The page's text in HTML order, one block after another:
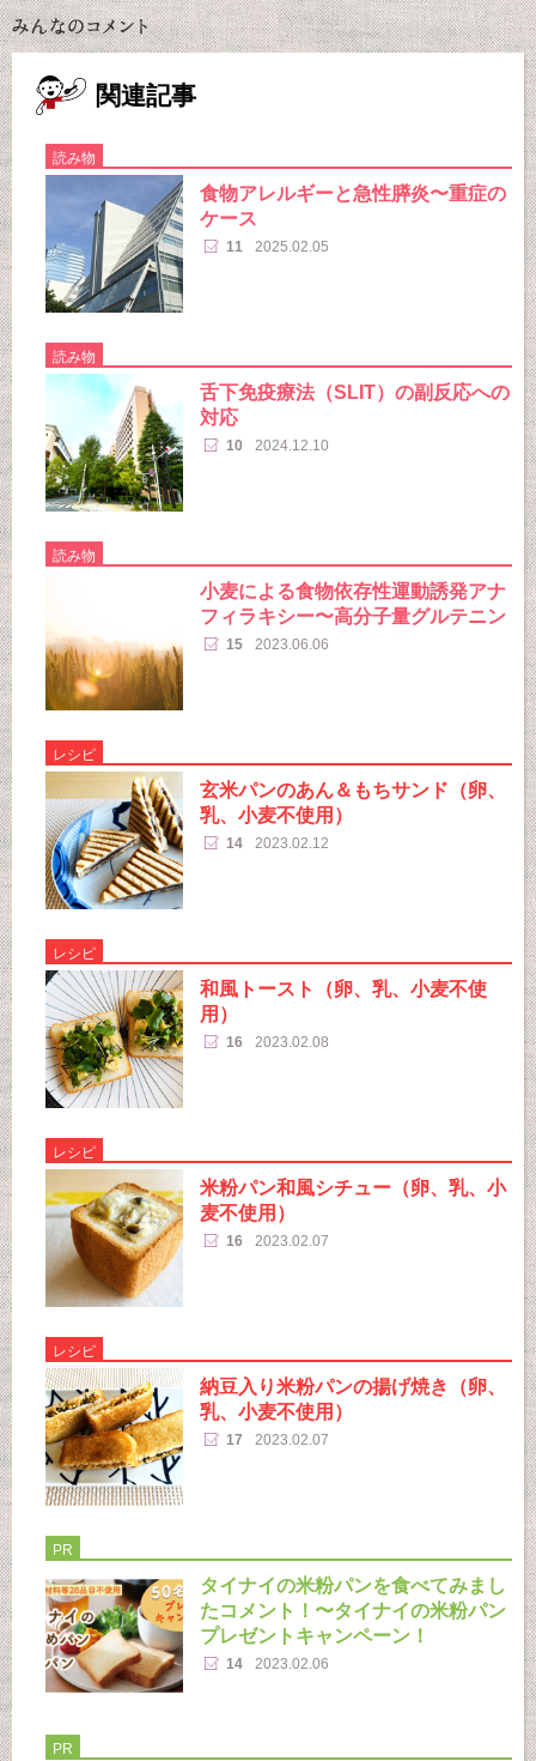
関連記事
読み物
食物アレルギーと急性膵炎〜重症の
ケース
11 2025.02.05
読み物
舌下免疫療法（SLIT）の副反応への
対応
10 2024.12.10
読み物
小麦による食物依存性運動誘発アナ
フィラキシー〜高分子量グルテニン
15 2023.06.06
レシピ
玄米パンのあん＆もちサンド（卵、
乳、小麦不使用）
14 2023.02.12
レシピ
和風トースト（卵、乳、小麦不使
用）
16 2023.02.08
レシピ
米粉パン和風シチュー（卵、乳、小
麦不使用）
16 2023.02.07
レシピ
納豆入り米粉パンの揚げ焼き（卵、
乳、小麦不使用）
17 2023.02.07
PR
タイナイの米粉パンを食べてみまし
たコメント！〜タイナイの米粉パン
プレゼントキャンペーン！
14 2023.02.06
PR